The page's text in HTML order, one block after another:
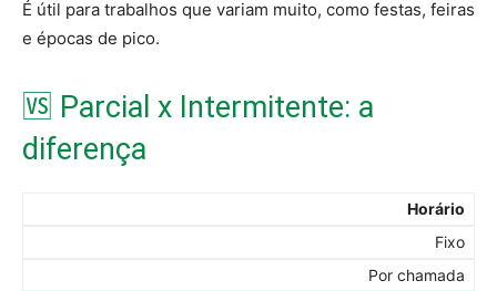
É útil para trabalhos que variam muito, como festas, feiras
e épocas de pico.
🆚 Parcial x Intermitente: a
diferença
Horário
Fixo
Por chamada